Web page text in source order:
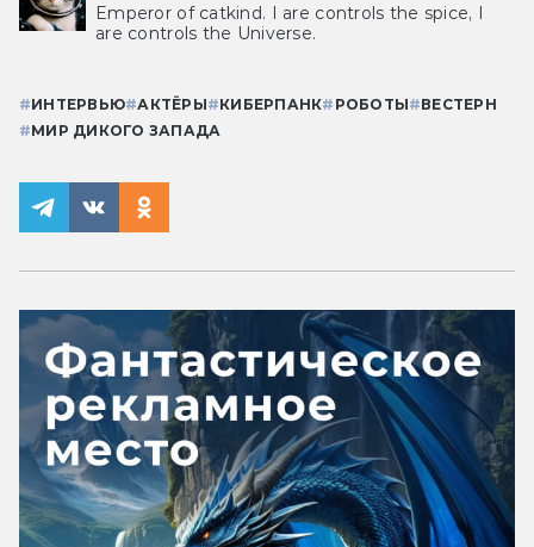
Emperor of catkind. I are controls the spice, I
are controls the Universe.
#ИНТЕРВЬЮ#АКТЁРЫ#КИБЕРПАНК# РОБОТЫ#ВЕСТЕРН
#МИР ДИКОГО ЗАПАДА